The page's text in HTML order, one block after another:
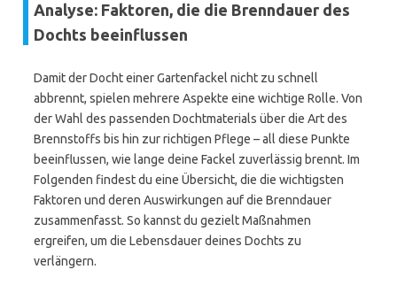
Analyse: Faktoren, die die Brenndauer des
Dochts beeinflussen
Damit der Docht einer Gartenfackel nicht zu schnell
abbrennt, spielen mehrere Aspekte eine wichtige Rolle. Von
der Wahl des passenden Dochtmaterials über die Art des
Brennstoffs bis hin zur richtigen Pflege – all diese Punkte
beeinflussen, wie lange deine Fackel zuverlässig brennt. Im
Folgenden findest du eine Übersicht, die die wichtigsten
Faktoren und deren Auswirkungen auf die Brenndauer
zusammenfasst. So kannst du gezielt Maßnahmen
ergreifen, um die Lebensdauer deines Dochts zu
verlängern.